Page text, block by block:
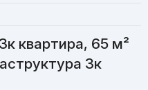
квартира, 65 м²
3к